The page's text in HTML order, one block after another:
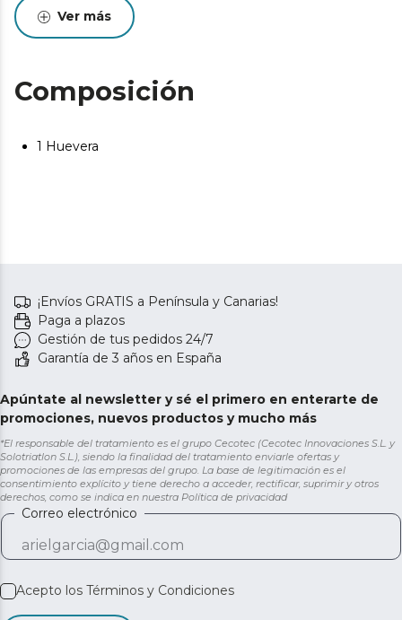
Ver más
Composición
1 Huevera
¡Envíos GRATIS a Península y Canarias!
Paga a plazos
Gestión de tus pedidos 24/7
Garantía de 3 años en España
Apúntate al newsletter y sé el primero en enterarte de
promociones, nuevos productos y mucho más
*El responsable del tratamiento es el grupo Cecotec (Cecotec Innovaciones S.L. y
Solotriatlon S.L.), siendo la finalidad del tratamiento enviarle ofertas y
promociones de las empresas del grupo. La base de legitimación es el
consentimiento explícito y tiene derecho a acceder, rectificar, suprimir y otros
derechos, como se indica en nuestra Política de privacidad
Correo electrónico
Acepto los Términos y Condiciones